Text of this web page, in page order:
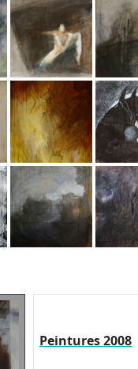
Peintures 2008